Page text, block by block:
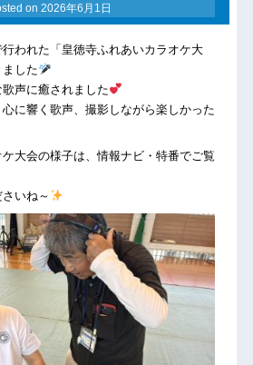
on 2026年6月1日
われた「皇徳寺ふれあいカラオケ大
した
声に癒されました
に響く歌声、撮影しながら楽しかった
大会の様子は、情報ナビ・特番でご覧
いね～